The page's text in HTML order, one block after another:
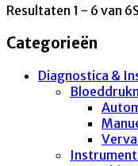
Resultaten 1 - 6 van 6
Categorieën
Diagnostica &